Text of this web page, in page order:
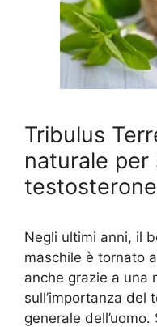
Tribulus
naturale per
Negli ultimi anni, il
maschile è tornato
anche grazie a una
sull’importanza del
generale